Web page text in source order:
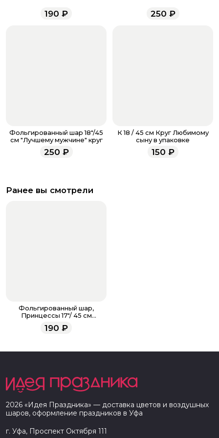
менеджеры работают ежедневно с 9.00 до 23.00 и
всегда рады проконсультировать вас.
190 ₽ 250 ₽
Фольгированный шар 18"/45
см "Лучшему мужчине" круг
250 ₽
К 18 / 45 см Круг Любимому
сыну в упаковке
150 ₽
Ранее вы смотрели
Фольгированный шар,
Принцессы 17"/ 45 см
Рапунцель
190 ₽
2026 «Идея Праздника» — доставка цветов и воздушных
шаров, оформление праздников в Уфа
г. Уфа, Проспект Октября 111